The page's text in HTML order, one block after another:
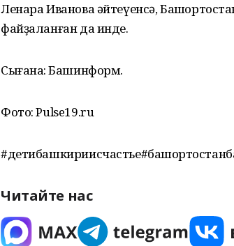
Ленара Иванова әйтеүенсә,
файҙаланған да инде.
Сығанаҡ: Башинформ.
Фото: Pulse19.ru
Читайте нас